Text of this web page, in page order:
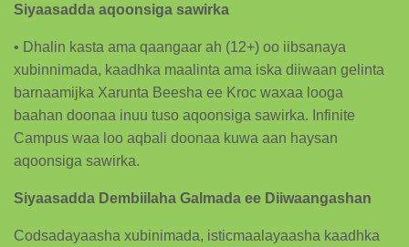
Siyaasadda aqoonsiga sawirka
• Dhalin kasta ama qaangaar ah (12+) oo iibsanaya
xubinnimada, kaadhka maalinta ama iska diiwaan gelinta
barnaamijka Xarunta Beesha ee Kroc waxaa looga
baahan doonaa inuu tuso aqoonsiga sawirka. Infinite
Campus waa loo aqbali doonaa kuwa aan haysan
aqoonsiga sawirka.
Siyaasadda Dembiilaha Galmada ee Diiwaangashan
Codsadayaasha xubinimada, isticmaalayaasha kaadhka